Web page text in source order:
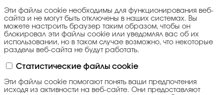
Эти файлы cookie необходимы для функционирования веб-
сайта и не могут быть отключены в наших системах. Вы
можете настроить браузер таким образом, чтобы он
блокировал эти файлы cookie или уведомлял вас об их
использовании, но в таком случае возможно, что некоторые
разделы веб-сайта не будут работать.
Статистические файлы cookie
Эти файлы cookie помогают понять ваши предпочтения
исходя из активности на веб-сайте. Они предоставляют